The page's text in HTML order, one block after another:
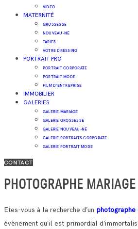
VIDÉO
MATERNITÉ
GROSSESSE
NOUVEAU-NÉ
TARIFS
VOTRE DRESSING
PORTRAIT PRO
PORTRAIT CORPORATE
PORTRAIT MODE
FILM D’ENTREPRISE
IMMOBILIER
GALERIES
GALERIE MARIAGE
GALERIE GROSSESSE
GALERIE NOUVEAU-NÉ
GALERIE PORTRAITS CORPORATE
GALERIE PORTRAIT MODE
CONTACT
PHOTOGRAPHE
Etes-vous à la recherche d’un photographe
évènement qu’il est primordial